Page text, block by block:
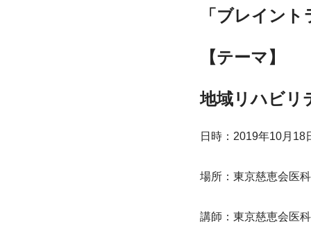
「ブレイン
【テーマ】
地域リハビリ
日時：2019年10月18
場所：東京慈恵会医
講師：東京慈恵会医